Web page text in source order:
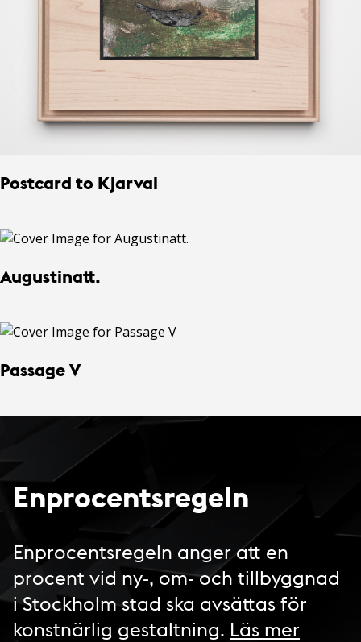
Postcard to Kjarval
Augustinatt.
Passage V
Enprocentsregeln
Enprocentsregeln anger att en
procent vid ny-, om- och tillbyggnad
i Stockholm stad ska avsättas för
konstnärlig gestaltning. Läs mer